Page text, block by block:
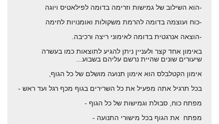
-הוא השילוב של גמישות וזרימה בדומה לפילאטיס ויוגה
-כוח ועוצמה בדומה להרמת משקולות ואומנויות לחימה
-הוצאה אנרגטית בדומה לאימוני ריצה ורכיבה.
באימון אחד קצר ולעניין ניתן להגיע לתוצאות כמו בעשרה
שיעורים שונים שהיית נרשם עליהם בשבוע...
אימון הקטלבלס הוא אימון תנועה מושלם של כל הגוף,
בכל תרגיל אתה מפעיל את כל השרירים בגוף מכף רגל ועד ראש -
מפתח כוח, סבולת וגמישות של כל הגוף -
מפתח את הגוף בכל מישורי התנועה -